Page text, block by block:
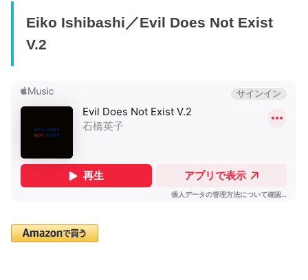
Eiko Ishibashi／Evil Does Not Exist
V.2